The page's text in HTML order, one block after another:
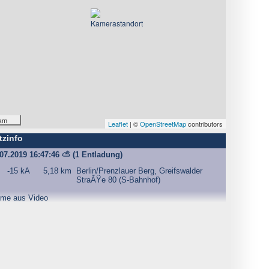
Leaflet | ©OpenStreetMapcontributors
16:47:46 ⛅ (1 Entladung)
-15 kA 5,18 km
Berlin/Prenzlauer Berg, Greifswalder
StraÃŸe 80 (S-Bahnhof)
aus Video